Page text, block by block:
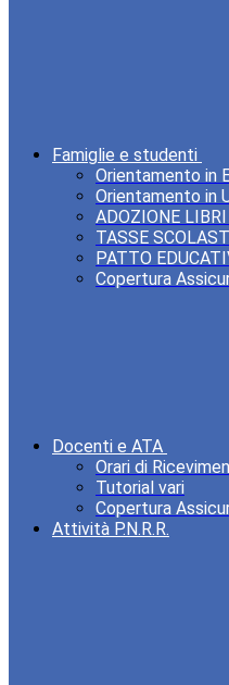
Famiglie e studenti
Orientamento in
Orientamento in
ADOZIONE
TASSE
PATTO
Copertura
Docenti e ATA
Orari di
Tutorial vari
Copertura
Attività P.N.R.R.